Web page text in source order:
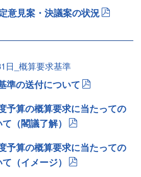
意見案・決議案の状況
日_概算要求基準
準の送付について
予算の概算要求に当たっての
（閣議了解）
予算の概算要求に当たっての
（イメージ）